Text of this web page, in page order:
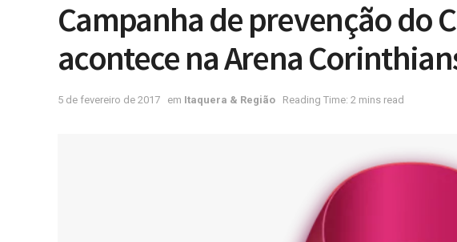
Campanha de prevenção do
acontece na Arena
5 de fevereiro de 2017 em Itaquera & Região Reading Time: 2 mins read